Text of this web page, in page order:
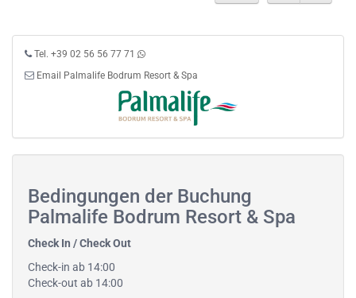
Tel. +39 02 56 56 77 71
Email Palmalife Bodrum Resort & Spa
Bedingungen der Buchung
Palmalife Bodrum Resort & Spa
Check In / Check Out
Check-in ab 14:00
Check-out ab 14:00